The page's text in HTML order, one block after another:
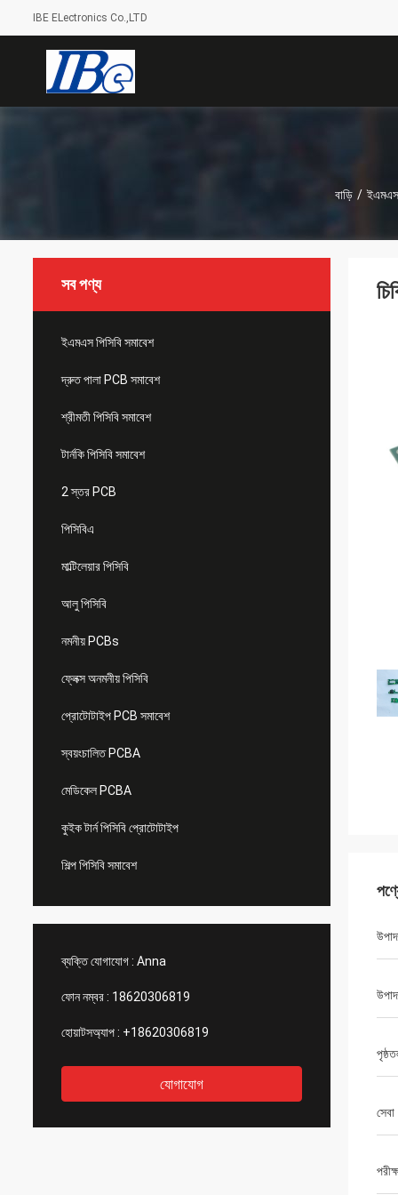
IBE ELectronics Co.,LTD
বাড়ি / ইএমএস
সব পণ্য
ইএমএস পিসিবি সমাবেশ
দ্রুত পালা PCB সমাবেশ
শ্রীমতী পিসিবি সমাবেশ
টার্নকি পিসিবি সমাবেশ
2 স্তর PCB
পিসিবিএ
মাল্টিলেয়ার পিসিবি
আলু পিসিবি
নমনীয় PCBs
ফ্লেক্স অনমনীয় পিসিবি
প্রোটোটাইপ PCB সমাবেশ
স্বয়ংচালিত PCBA
মেডিকেল PCBA
কুইক টার্ন পিসিবি প্রোটোটাইপ
শিল্প পিসিবি সমাবেশ
ব্যক্তি যোগাযোগ : Anna
ফোন নম্বর : 18620306819
হোয়াটসঅ্যাপ : +18620306819
যোগাযোগ
সেবা